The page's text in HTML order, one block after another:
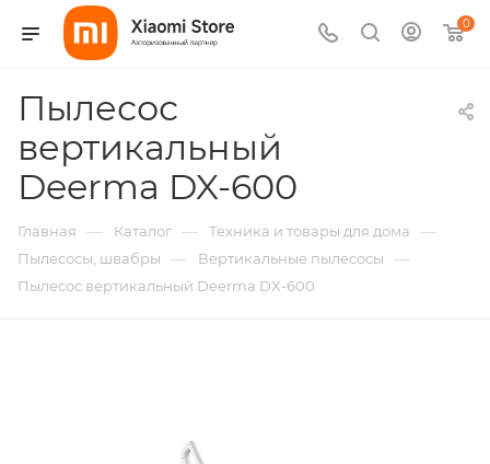
0
Пылесос
вертикальный
Deerma DX-600
Главная — Каталог — Техника и товары для дома —
Пылесосы, швабры — Вертикальные пылесосы —
Пылесос вертикальный Deerma DX-600